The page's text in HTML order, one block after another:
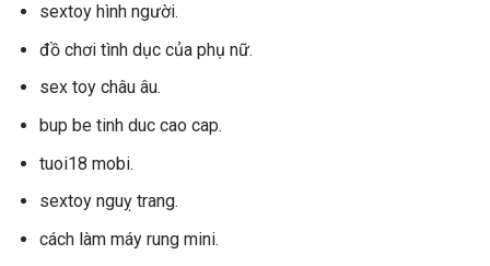
sextoy hình người.
đồ chơi tình dục của phụ nữ.
sex toy châu âu.
bup be tinh duc cao cap.
tuoi18 mobi.
sextoy nguỵ trang.
cách làm máy rung mini.